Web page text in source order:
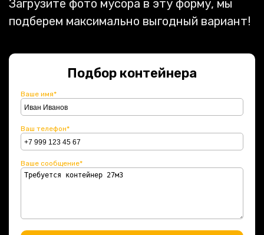
Загрузите фото мусора в эту форму, мы
подберем максимально выгодный вариант!
Подбор контейнера
Ваше имя*
Ваш телефон*
Ваше сообщение*